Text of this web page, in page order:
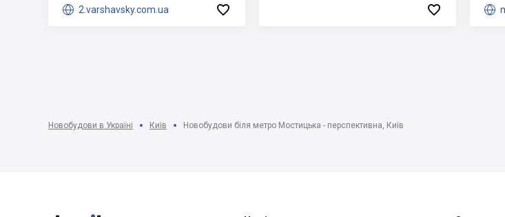
 2.varshavsky.com.ua   
Новобудови в Україні Київ Новобудови біля метро Мостицька - перспективна, Київ